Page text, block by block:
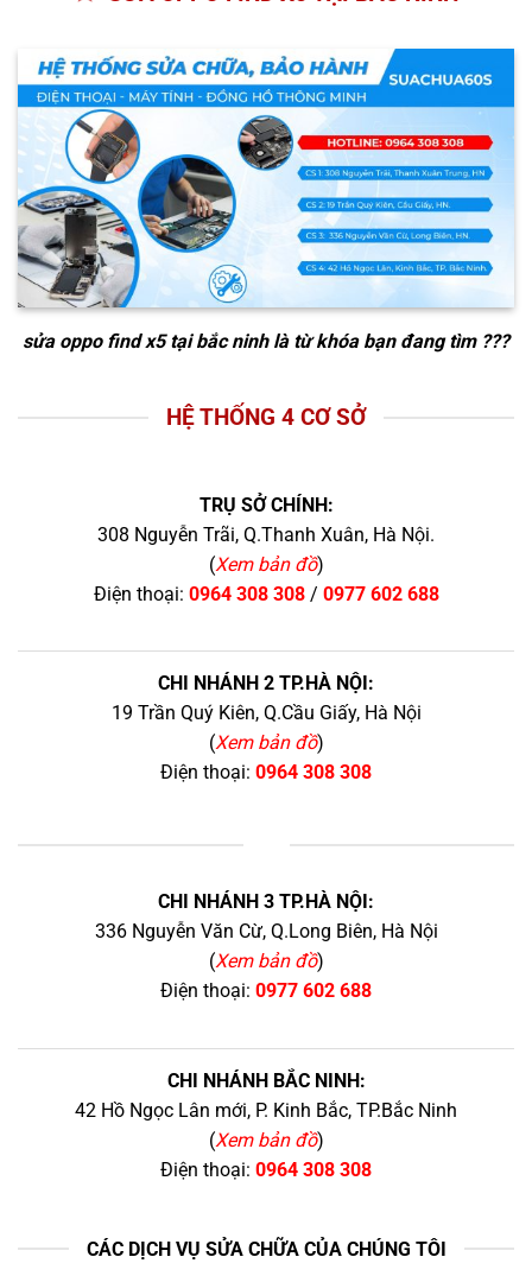
sửa oppo find x5 tại bắc ninhlà từ khóa bạn đang tìm ???
HỆ THỐNG 4 CƠ SỞ
TRỤ SỞ CHÍNH:
308 Nguyễn Trãi, Q.Thanh Xuân, Hà Nội.
(Xem bản đồ)
Điện thoại: 0964 308 308/ 0977 602 688
CHI NHÁNH 2 TP.HÀ NỘI:
19 Trần Quý Kiên, Q.Cầu Giấy, Hà Nội
(Xem bản đồ)
Điện thoại: 0964 308 308
CHI NHÁNH 3 TP.HÀ NỘI:
336 Nguyễn Văn Cừ, Q.Long Biên, Hà Nội
(Xem bản đồ)
Điện thoại: 0977 602 688
CHI NHÁNH BẮC NINH:
42 Hồ Ngọc Lân mới, P. Kinh Bắc, TP.Bắc Ninh
(Xem bản đồ)
Điện thoại: 0964 308 308
CÁC DỊCH VỤ SỬA CHỮA CỦA CHÚNG TÔI